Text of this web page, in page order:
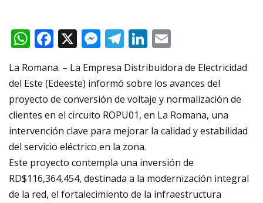
WhatsApp
Facebook
X Messenger
Telegram
LinkedIn
La Romana. – La Empresa Distribuidora de Electricidad
del Este (Edeeste) informó sobre los avances del
proyecto de conversión de voltaje y normalización de
clientes en el circuito ROPU01, en La Romana, una
intervención clave para mejorar la calidad y estabilidad
del servicio eléctrico en la zona.
Este proyecto contempla una inversión de
RD$116,364,454, destinada a la modernización integral
de la red, el fortalecimiento de la infraestructura